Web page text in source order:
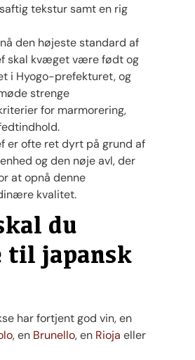
tekstur samt en rig
den højeste standard af
skal kvæget være født og
i Hyogo-prefekturet, og
strenge
for marmorering,
er ofte ret dyrt på grund af
og den nøje avl, der
at opnå denne
kvalitet.
du
til japansk
har fortjent god vin, en
, en Brunello, en Rioja eller